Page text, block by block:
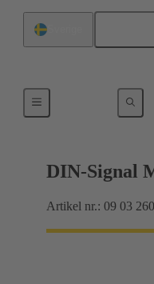
Förbindning
DIN-Signal
Artikel nr.: 09 03